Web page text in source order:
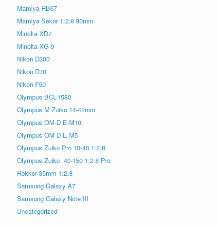
Mamiya RB67
Mamiya Sekor 1:2.8 80mm
Minolta XD7
Minolta XG-9
Nikon D300
Nikon D70
Nikon F50
Olympus BCL-1580
Olympus M Zuiko 14-42mm
Olympus OM-D E-M10
Olympus OM-D E-M5
Olympus Zuiko Pro 10-40 1:2.8
Olympus Zuiko 40-150 1:2.8 Pro
Rokkor 35mm 1:2.8
Samsung Galaxy A7
Samsung Galaxy Note III
Uncategorized